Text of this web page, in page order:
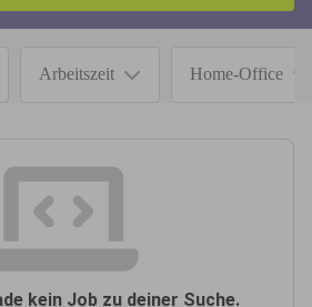
Arbeitszeit Home-Office
kein Job zu deiner Suche.